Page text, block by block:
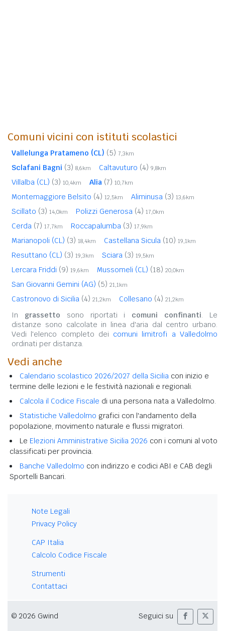
Comuni vicini con istituti scolastici
Vallelunga Pratameno (CL) (5) 7,3km
Sclafani Bagni (3) 8,6km Caltavuturo (4) 9,8km
Villalba (CL) (3) 10,4km Alia (7) 10,7km
Montemaggiore Belsito (4) 12,5km Aliminusa (3) 13,6km
Scillato (3) 14,0km Polizzi Generosa (4) 17,0km
Cerda (7) 17,7km Roccapalumba (3) 17,9km
Marianopoli (CL) (3) 18,4km Castellana Sicula (10) 19,1km
Resuttano (CL) (3) 19,3km Sciara (3) 19,5km
Lercara Friddi (9) 19,6km Mussomeli (CL) (18) 20,0km
San Giovanni Gemini (AG) (5) 21,1km
Castronovo di Sicilia (4) 21,2km Collesano (4) 21,2km
In grassetto sono riportati i comuni confinanti. Le
distanze sono calcolate in linea d'aria dal centro urbano.
Vedi l'elenco completo dei comuni limitrofi a Valledolmo
ordinati per distanza.
Vedi anche
Calendario scolastico 2026/2027 della Sicilia con inizio e
termine delle lezioni e le festività nazionali e regionali.
Calcola il Codice Fiscale di una persona nata a Valledolmo.
Statistiche Valledolmo grafici con l'andamento della
popolazione, movimento naturale e flussi migratori.
Le Elezioni Amministrative Sicilia 2026 con i comuni al voto
classificati per provincia.
Banche Valledolmo con indirizzo e codici ABI e CAB degli
Sportelli Bancari.
Note Legali
Privacy Policy
CAP Italia
Calcolo Codice Fiscale
Strumenti
Contattaci
© 2026 Gwind Seguici su